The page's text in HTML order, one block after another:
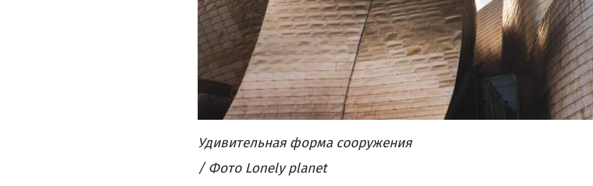
Удивительная форма сооружения
/ Фото Lonely planet